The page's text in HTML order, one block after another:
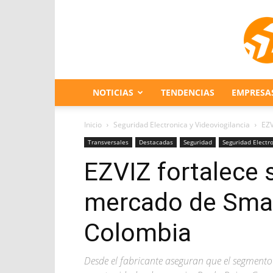
NOTICIAS TENDENCIAS
Inicio Seguridad Electronica y Videoviogilancia
Transversales Destacadas Seguridad Seguridad
EZVIZ fortalece
mercado de
Colombia
Desde el fabricante aseguran que el